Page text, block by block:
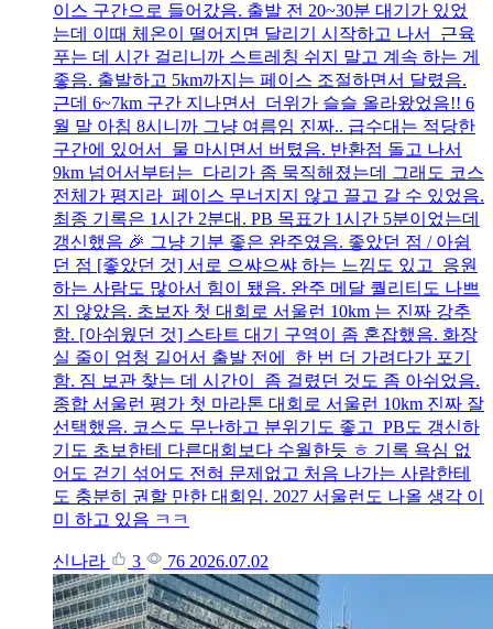
이스 구간으로 들어갔음. 출발 전 20~30분 대기가 있었
는데 이때 체온이 떨어지면 달리기 시작하고 나서 근육
푸는 데 시간 걸리니까 스트레칭 쉬지 말고 계속 하는 게
좋음. 출발하고 5km까지는 페이스 조절하면서 달렸음.
근데 6~7km 구간 지나면서 더위가 슬슬 올라왔었음!! 6
월 말 아침 8시니까 그냥 여름임 진짜.. 급수대는 적당한
구간에 있어서 물 마시면서 버텼음. 반환점 돌고 나서
9km 넘어서부터는 다리가 좀 묵직해졌는데 그래도 코스
전체가 평지라 페이스 무너지지 않고 끌고 갈 수 있었음.
최종 기록은 1시간 2분대. PB 목표가 1시간 5분이었는데
갱신했음 🎉 그냥 기분 좋은 완주였음. 좋았던 점 / 아쉼
던 점 [좋았던 것] 서로 으쌰으쌰 하는 느낌도 있고 응원
하는 사람도 많아서 힘이 됐음. 완주 메달 퀄리티도 나쁘
지 않았음. 초보자 첫 대회로 서울런 10km 는 진짜 강추
함. [아쉬웠던 것] 스타트 대기 구역이 좀 혼잡했음. 화장
실 줄이 엄청 길어서 출발 전에 한 번 더 가려다가 포기
함. 짐 보관 찾는 데 시간이 좀 걸렸던 것도 좀 아쉬었음.
종합 서울런 평가 첫 마라톤 대회로 서울런 10km 진짜 잘
선택했음. 코스도 무난하고 분위기도 좋고 PB도 갱신하
기도 초보한테 다른대회보다 수월한듯 ㅎ 기록 욕심 없
어도 걷기 섞어도 전혀 문제없고 처음 나가는 사람한테
도 충분히 권할 만한 대회임. 2027 서울런도 나올 생각 이
미 하고 있음 ㅋㅋ
신나라 3 76 2026.07.02